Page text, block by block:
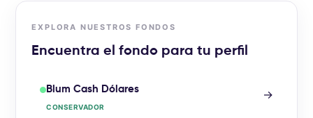
EXPLORA NUESTROS FONDOS
Encuentra el fondo para tu perfil
Blum Cash Dólares
CONSERVADOR
→